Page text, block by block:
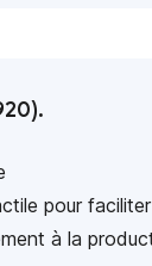
pour
à la